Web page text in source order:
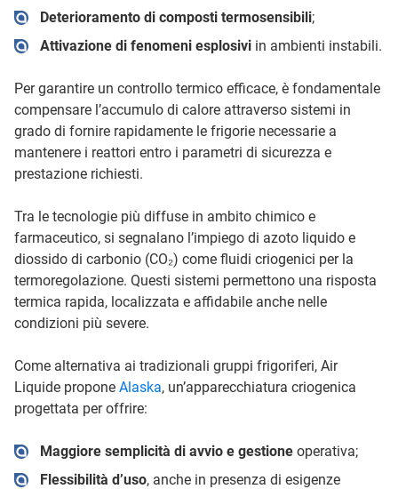
Deterioramento di composti termosensibili;
Attivazione di fenomeni esplosiviin ambienti instabili.
Per garantire un controllo termico efficace, è fondamentale
compensare l’accumulo di calore attraverso sistemi in
grado di fornire rapidamente le frigorie necessarie a
mantenere i reattori entro i parametri di sicurezza e
prestazione richiesti.
Tra le tecnologie più diffuse in ambito chimico e
farmaceutico, si segnalano l’impiego di azoto liquido e
diossido di carbonio (CO₂) come fluidi criogenici per la
termoregolazione. Questi sistemi permettono una risposta
termica rapida, localizzata e affidabile anche nelle
condizioni più severe.
Come alternativa ai tradizionali gruppi frigoriferi, Air
Liquide propone Alaska, un’apparecchiatura criogenica
progettata per offrire:
Maggiore semplicità di avvio e gestioneoperativa;
Flessibilità d’uso, anche in presenza di esigenze